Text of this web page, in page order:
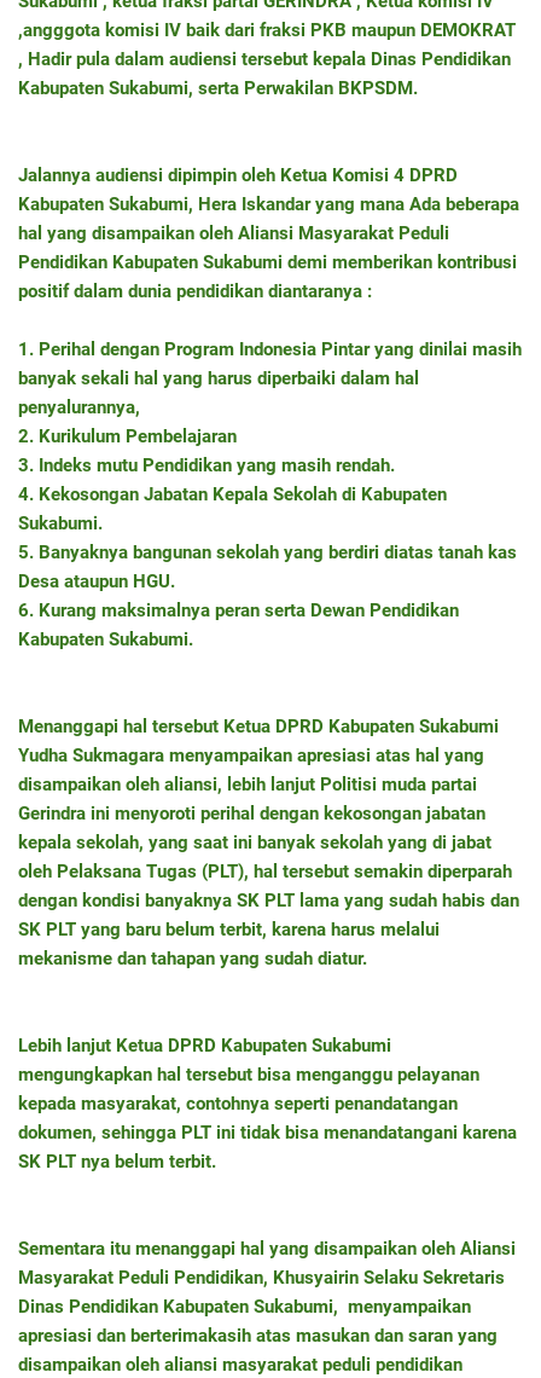
,angggota komisi IV baik dari fraksi PKB maupun DEMOKRAT
, Hadir pula dalam audiensi tersebut kepala Dinas Pendidikan
Kabupaten Sukabumi, serta Perwakilan BKPSDM.
Jalannya audiensi dipimpin oleh Ketua Komisi 4 DPRD
Kabupaten Sukabumi, Hera Iskandar yang mana Ada beberapa
hal yang disampaikan oleh Aliansi Masyarakat Peduli
Pendidikan Kabupaten Sukabumi demi memberikan kontribusi
positif dalam dunia pendidikan diantaranya :
1. Perihal dengan Program Indonesia Pintar yang dinilai masih
banyak sekali hal yang harus diperbaiki dalam hal
penyalurannya,
2. Kurikulum Pembelajaran
3. Indeks mutu Pendidikan yang masih rendah.
4. Kekosongan Jabatan Kepala Sekolah di Kabupaten
Sukabumi.
5. Banyaknya bangunan sekolah yang berdiri diatas tanah kas
Desa ataupun HGU.
6. Kurang maksimalnya peran serta Dewan Pendidikan
Kabupaten Sukabumi.
Menanggapi hal tersebut Ketua DPRD Kabupaten Sukabumi
Yudha Sukmagara menyampaikan apresiasi atas hal yang
disampaikan oleh aliansi, lebih lanjut Politisi muda partai
Gerindra ini menyoroti perihal dengan kekosongan jabatan
kepala sekolah, yang saat ini banyak sekolah yang di jabat
oleh Pelaksana Tugas (PLT), hal tersebut semakin diperparah
dengan kondisi banyaknya SK PLT lama yang sudah habis dan
SK PLT yang baru belum terbit, karena harus melalui
mekanisme dan tahapan yang sudah diatur.
Lebih lanjut Ketua DPRD Kabupaten Sukabumi
mengungkapkan hal tersebut bisa menganggu pelayanan
kepada masyarakat, contohnya seperti penandatangan
dokumen, sehingga PLT ini tidak bisa menandatangani karena
SK PLT nya belum terbit.
Sementara itu menanggapi hal yang disampaikan oleh Aliansi
Masyarakat Peduli Pendidikan, Khusyairin Selaku Sekretaris
Dinas Pendidikan Kabupaten Sukabumi, menyampaikan
apresiasi dan berterimakasih atas masukan dan saran yang
disampaikan oleh aliansi masyarakat peduli pendidikan